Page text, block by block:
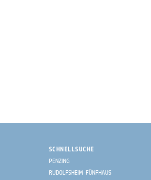
SCHNELLSUCHE
PENZING
RUDOLFSHEIM-FÜNFHAUS